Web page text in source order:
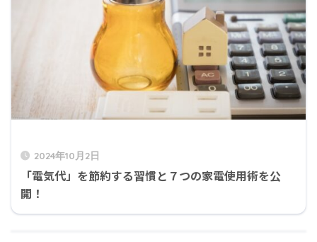
2024年10月2日
「電気代」を節約する習慣と７つの家電使用術を公
開！